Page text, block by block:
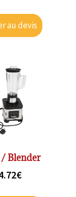
au devis
Blender
€